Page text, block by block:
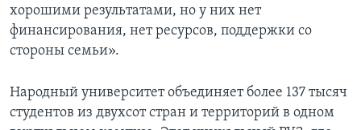
хорошими результатами, но у них нет
финансирования, нет ресурсов, поддержки со
стороны семьи».
Народный университет объединяет более 137 тысяч
студентов из двухсот стран и территорий в одном